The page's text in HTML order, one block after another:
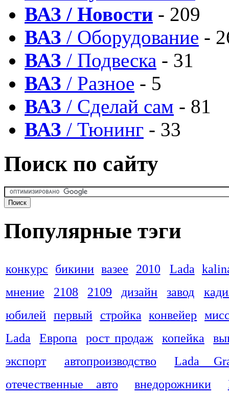
ВАЗ / Новости - 209
ВАЗ / Оборудование -
ВАЗ / Подвеска - 31
ВАЗ / Разное - 5
ВАЗ / Сделай сам - 81
ВАЗ / Тюнинг - 33
Поиск по сайту
Популярные тэги
конкурс бикини вазее 2010 Lada
мнение
2108 2109 дизайн завод
юбилей первый стройка конвейер
Lada
Европа рост продаж копейка
экспорт
автопроизводство
Lada
отечественные авто
внедорожники